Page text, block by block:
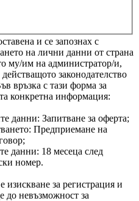
и се запознах с
на лични данни от страна
му/им на администратор/и,
законодателство
връзка с тази форма за
конкретна информация:
данни: Запитване за оферта;
Предприемане на
данни: 18 месеца след
номер.
за регистрация и
до невъзможност за